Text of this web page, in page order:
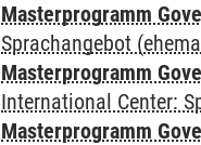
Masterprogramm
Sprachangebot
Masterprogramm
International Center:
Masterprogramm